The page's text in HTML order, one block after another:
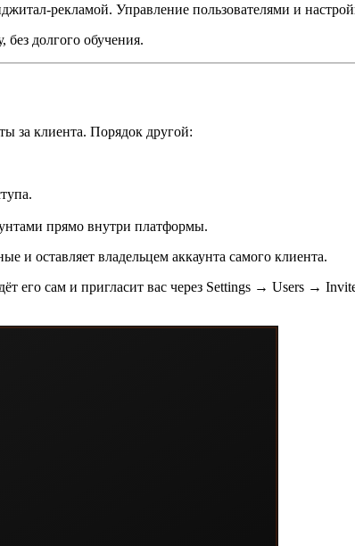
рекламой. Управление пользователями и
без долгого обучения.
за клиента. Порядок другой:
прямо внутри платформы.
и оставляет владельцем аккаунта самого клиента.
его сам и пригласит вас через Settings → Users →